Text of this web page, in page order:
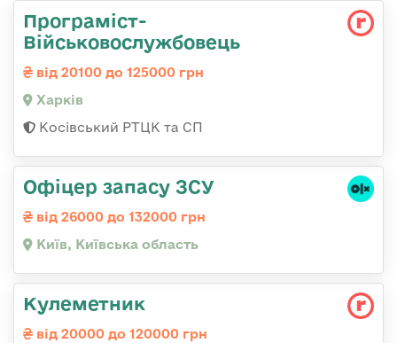
Програміст-
Військовослужбовець
від 20100 до 125000 грн
Харків
Косівський РТЦК та СП
Офіцер запасу ЗСУ
від 26000 до 132000 грн
Київ, Київська область
Кулеметник
від 20000 до 120000 грн